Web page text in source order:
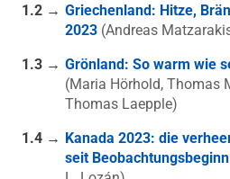
1.2 → Griechenland: Hitze,
2023 (Andreas
1.3 → Grönland: So warm wie
(Maria Hörhold, Thomas
Thomas Laepple)
1.4 → Kanada 2023: die
seit Beobachtungsbeginn